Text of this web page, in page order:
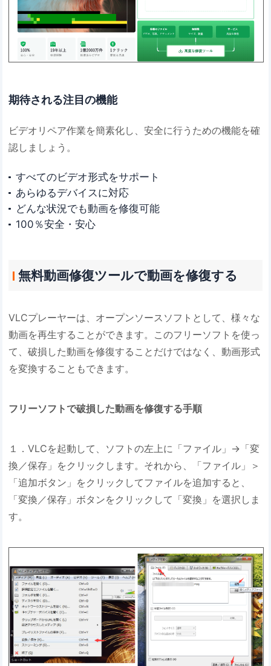
期待される注目の機能
ビデオリペア作業を簡素化し、安全に行うための機能を確
認しましょう。
すべてのビデオ形式をサポート
あらゆるデバイスに対応
どんな状況でも動画を修復可能
100％安全・安心
無料動画修復ツールで動画を修復する
VLCプレーヤーは、オープンソースソフトとして、様々な
動画を再生することができます。このフリーソフトを使っ
て、破損した動画を修復することだけではなく、動画形式
を変換することもできます。
フリーソフトで破損した動画を修復する手順
１．VLCを起動して、ソフトの左上に「ファイル」→「変
換／保存」をクリックします。それから、「ファイル」＞
「追加ボタン」をクリックしてファイルを追加すると、
「変換／保存」ボタンをクリックして「変換」を選択しま
す。